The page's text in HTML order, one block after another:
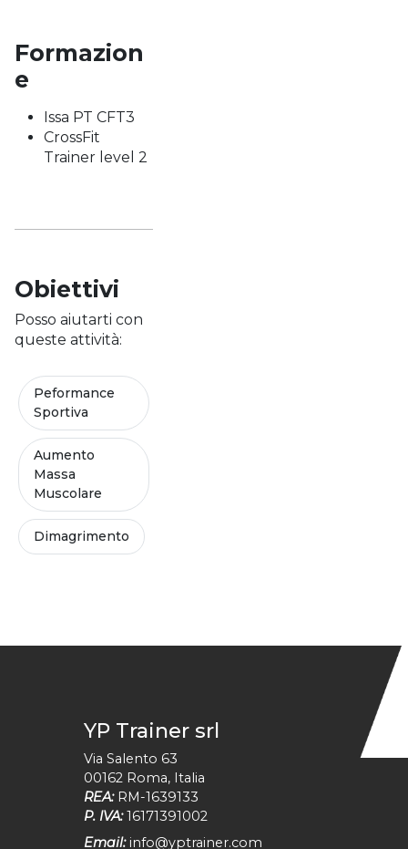
Formazion
e
Issa PT CFT3
CrossFit
Trainer level 2
Obiettivi
Posso aiutarti con
queste attività:
Peformance
Sportiva
Aumento
Massa
Muscolare
Dimagrimento
YP Trainer srl
Via Salento 63
00162 Roma, Italia
REA: RM-1639133
P. IVA: 16171391002
Email: info@yptrainer.com